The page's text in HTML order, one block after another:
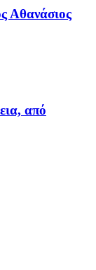
Αθανάσιος
από